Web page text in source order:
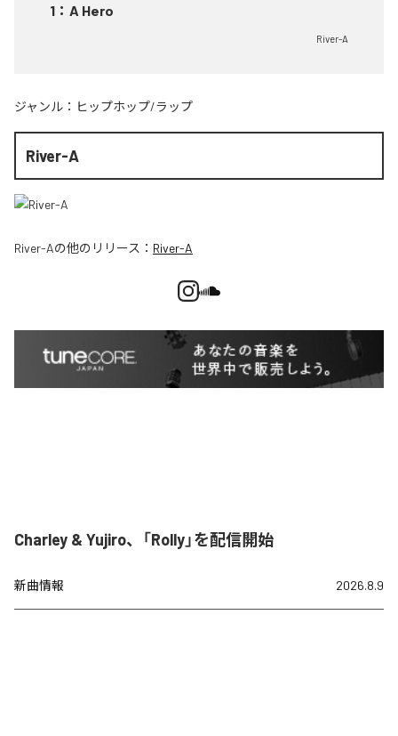
1 ： A Hero
River-A
ジャンル： ヒップホップ/ラップ
River-A
River-Aの他のリリース： River-A
Charley & Yujiro、「Rolly」を配信開始
新曲情報 2026.8.9